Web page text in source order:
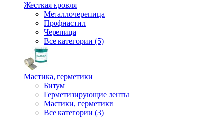
Жесткая кровля
Металлочерепица
Профнастил
Черепица
Все категории (5)
Мастика, герметики
Битум
Герметизирующие ленты
Мастики, герметики
Все категории (3)